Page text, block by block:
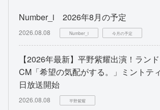
Number_i 2026年8月の予定
2026.08.08 Number_i 今月の予定
【2026年最新】平野紫耀出演！ラン
CM「希望の気配がする。」ミントテ
日放送開始
2026.08.08 平野紫耀